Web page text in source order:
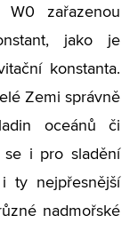
W0 zařazenou
jako je
konstanta.
Zemi správně
oceánů či
se i pro sladění
ty nejpřesnější
nadmořské